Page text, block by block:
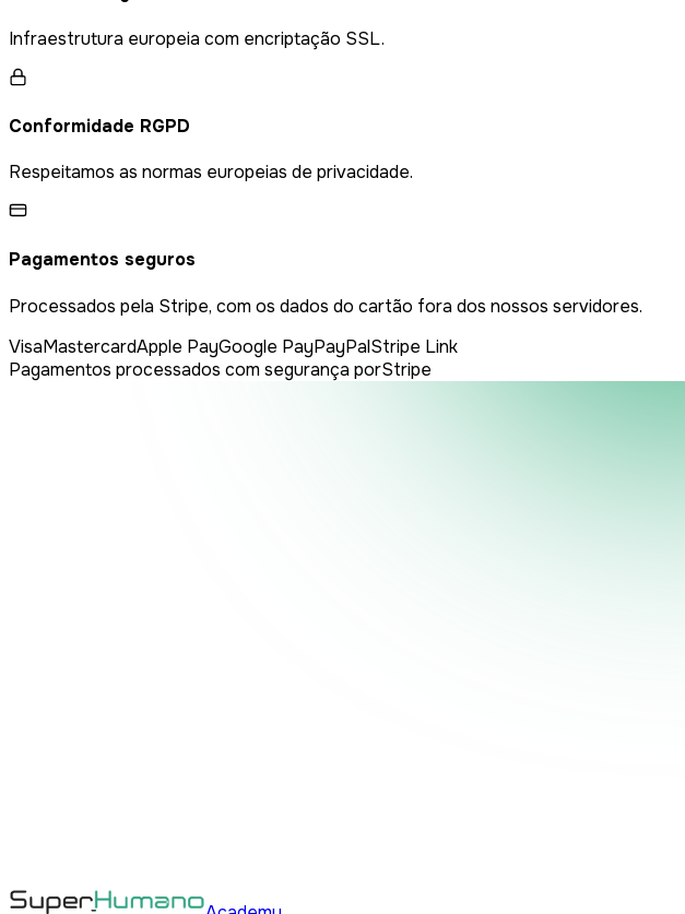
Infraestrutura europeia com encriptação SSL.
Conformidade RGPD
Respeitamos as normas europeias de privacidade.
Pagamentos seguros
Processados pela Stripe, com os dados do cartão fora dos nossos servidores.
VisaMastercardApple PayGoogle PayPayPalStripe Link
Pagamentos processados com segurança porStripe